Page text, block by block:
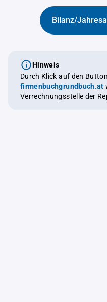
Bilanz/
Hinweis
Durch Klick auf den
firmenbuchgrundbuch.at weitergeleitet, eine offizielle
Verrechnungsstelle der